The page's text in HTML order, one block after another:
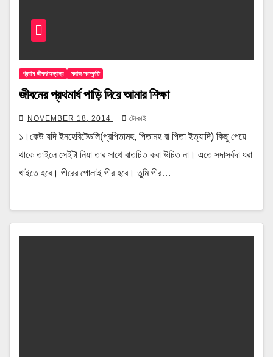
প্রবাস জীবন/অন্যান্য সমাজ-সংস্কৃতি
জীবনের প্রথমার্ধ পাড়ি দিয়ে আমার শিক্ষা
NOVEMBER 18, 2014 টোকাই
১।কেউ যদি ইনহেরিটেডলি(প্রপিতামহ, পিতামহ বা পিতা ইত্যাদি) কিছু পেয়ে
থাকে তাইলে সেইটা নিয়া তার সাথে বাতচিত করা উচিত না। এতে সদাসর্বদা ধরা
খাইতে হবে। পীরের পোলাই পীর হবে। তুমি পীর…